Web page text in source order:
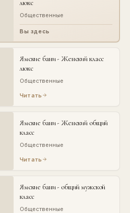
люкс
Общественные
Вы здесь
Ямские бани - Женский класс
люкс
Общественные
Читать
Ямские бани - Женский общий
класс
Общественные
Читать
Ямские бани - общий мужской
класс
Общественные